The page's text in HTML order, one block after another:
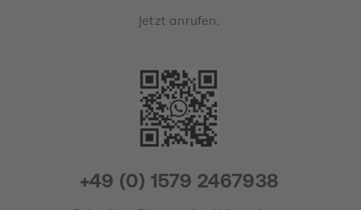
Jetzt anrufen.
+49 (0) 1579 2467938